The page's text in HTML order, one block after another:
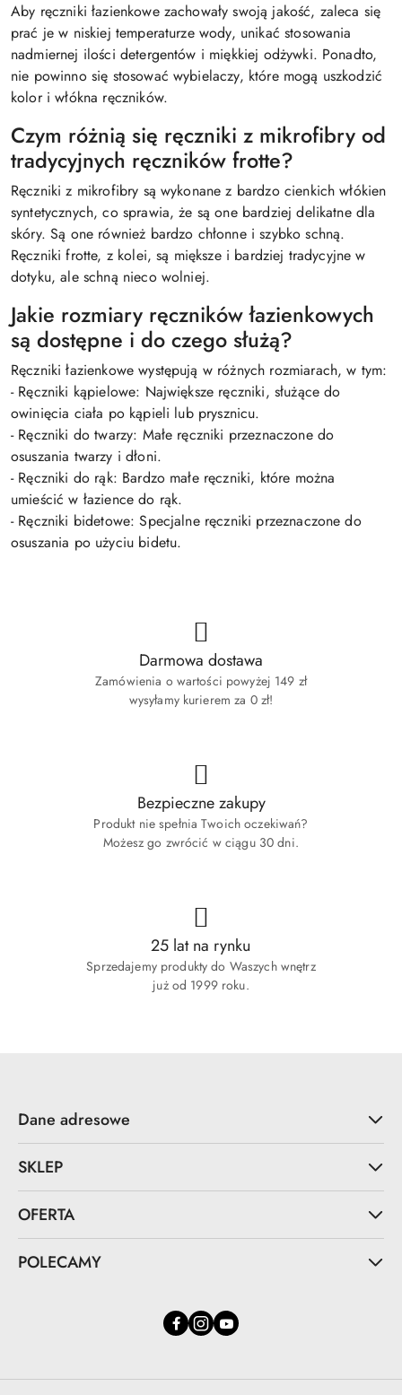
Aby ręczniki łazienkowe zachowały swoją jakość, zaleca się
prać je w niskiej temperaturze wody, unikać stosowania
nadmiernej ilości detergentów i miękkiej odżywki. Ponadto,
nie powinno się stosować wybielaczy, które mogą uszkodzić
kolor i włókna ręczników.
Czym różnią się ręczniki z mikrofibry od
tradycyjnych ręczników frotte?
Ręczniki z mikrofibry są wykonane z bardzo cienkich włókien
syntetycznych, co sprawia, że są one bardziej delikatne dla
skóry. Są one również bardzo chłonne i szybko schną.
Ręczniki frotte, z kolei, są miększe i bardziej tradycyjne w
dotyku, ale schną nieco wolniej.
Jakie rozmiary ręczników łazienkowych
są dostępne i do czego służą?
Ręczniki łazienkowe występują w różnych rozmiarach, w tym:
- Ręczniki kąpielowe: Największe ręczniki, służące do
owinięcia ciała po kąpieli lub prysznicu.
- Ręczniki do twarzy: Małe ręczniki przeznaczone do
osuszania twarzy i dłoni.
- Ręczniki do rąk: Bardzo małe ręczniki, które można
umieścić w łazience do rąk.
- Ręczniki bidetowe: Specjalne ręczniki przeznaczone do
osuszania po użyciu bidetu.
Darmowa dostawa
Zamówienia o wartości powyżej 149 zł
wysyłamy kurierem za 0 zł!
Bezpieczne zakupy
Produkt nie spełnia Twoich oczekiwań?
Możesz go zwrócić w ciągu 30 dni.
25 lat na rynku
Sprzedajemy produkty do Waszych wnętrz
już od 1999 roku.
Dane adresowe
SKLEP
OFERTA
POLECAMY